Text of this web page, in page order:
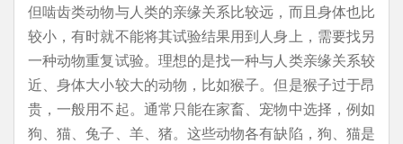
但啮齿类动物与人类的亲缘关系比较远，而且身体也比
较小，有时就不能将其试验结果用到人身上，需要找另
一种动物重复试验。理想的是找一种与人类亲缘关系较
近、身体大小较大的动物，比如猴子。但是猴子过于昂
贵，一般用不起。通常只能在家畜、宠物中选择，例如
狗、猫、兔子、羊、猪。这些动物各有缺陷，狗、猫是